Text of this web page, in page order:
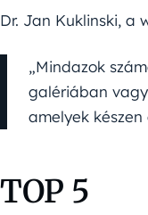
Dr. Jan Kuklinski, a
„Mindazok
galériában
amelyek
TOP 5